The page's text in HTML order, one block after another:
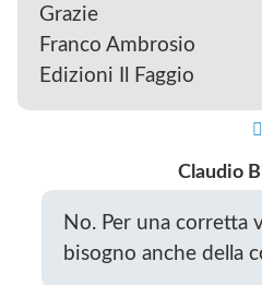
Grazie
Franco Ambrosio
Edizioni Il Faggio
Claudio
No. Per una corretta
bisogno anche della